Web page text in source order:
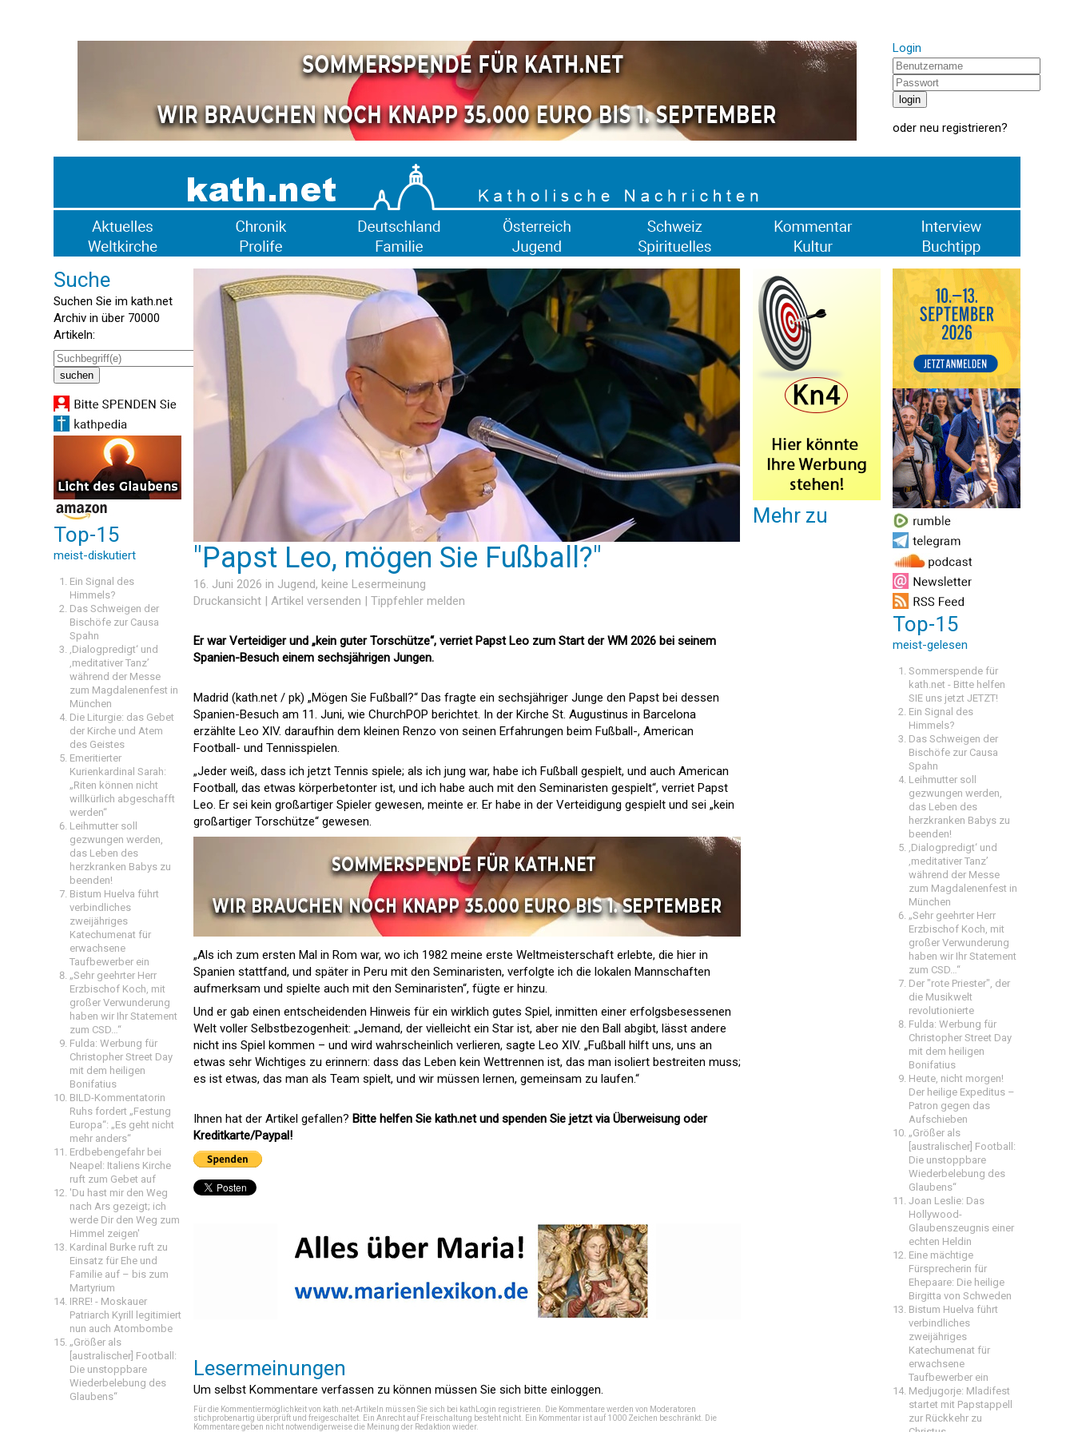
Login
oder neu registrieren?
Suche
Suchen Sie im kath.net
Archiv in über 70000
Artikeln:
Top-15
meist-diskutiert
Ein Signal des
Himmels?
Das Schweigen der
Bischöfe zur Causa
Spahn
‚Dialogpredigt‘ und
‚meditativer Tanz’
während der Messe
zum Magdalenenfest in
München
Die Liturgie: das Gebet
der Kirche und Atem
des Geistes
Emeritierter
Kurienkardinal Sarah:
„Riten können nicht
willkürlich abgeschafft
werden“
Leihmutter soll
gezwungen werden,
das Leben des
herzkranken Babys zu
beenden!
Bistum Huelva führt
verbindliches
zweijähriges
Katechumenat für
erwachsene
Taufbewerber ein
„Sehr geehrter Herr
Erzbischof Koch, mit
großer Verwunderung
haben wir Ihr Statement
zum CSD…“
Fulda: Werbung für
Christopher Street Day
mit dem heiligen
Bonifatius
BILD-Kommentatorin
Ruhs fordert „Festung
Europa“: „Es geht nicht
mehr anders“
Erdbebengefahr bei
Neapel: Italiens Kirche
ruft zum Gebet auf
'Du hast mir den Weg
nach Ars gezeigt; ich
werde Dir den Weg zum
Himmel zeigen'
Kardinal Burke ruft zu
Einsatz für Ehe und
Familie auf – bis zum
Martyrium
IRRE! - Moskauer
Patriarch Kyrill legitimiert
nun auch Atombombe
„Größer als
[australischer] Football:
Die unstoppbare
Wiederbelebung des
Glaubens“
"Papst Leo, mögen Sie Fußball?"
16. Juni 2026 in Jugend, keine Lesermeinung
Druckansicht | Artikel versenden | Tippfehler melden
Er war Verteidiger und „kein guter Torschütze“, verriet Papst Leo zum Start der WM 2026 bei seinem
Spanien-Besuch einem sechsjährigen Jungen.
Madrid (kath.net / pk) „Mögen Sie Fußball?“ Das fragte ein sechsjähriger Junge den Papst bei dessen
Spanien-Besuch am 11. Juni, wie ChurchPOP berichtet. In der Kirche St. Augustinus in Barcelona
erzählte Leo XIV. daraufhin dem kleinen Renzo von seinen Erfahrungen beim Fußball-, American
Football- und Tennisspielen.
„Jeder weiß, dass ich jetzt Tennis spiele; als ich jung war, habe ich Fußball gespielt, und auch American
Football, das etwas körperbetonter ist, und ich habe auch mit den Seminaristen gespielt“, verriet Papst
Leo. Er sei kein großartiger Spieler gewesen, meinte er. Er habe in der Verteidigung gespielt und sei „kein
großartiger Torschütze“ gewesen.
„Als ich zum ersten Mal in Rom war, wo ich 1982 meine erste Weltmeisterschaft erlebte, die hier in
Spanien stattfand, und später in Peru mit den Seminaristen, verfolgte ich die lokalen Mannschaften
aufmerksam und spielte auch mit den Seminaristen“, fügte er hinzu.
Und er gab einen entscheidenden Hinweis für ein wirklich gutes Spiel, inmitten einer erfolgsbesessenen
Welt voller Selbstbezogenheit: „Jemand, der vielleicht ein Star ist, aber nie den Ball abgibt, lässt andere
nicht ins Spiel kommen – und wird wahrscheinlich verlieren, sagte Leo XIV. „Fußball hilft uns, uns an
etwas sehr Wichtiges zu erinnern: dass das Leben kein Wettrennen ist, das man isoliert bestreiten muss;
es ist etwas, das man als Team spielt, und wir müssen lernen, gemeinsam zu laufen.“
Ihnen hat der Artikel gefallen? Bitte helfen Sie kath.net und spenden Sie jetzt via Überweisung oder
Kreditkarte/Paypal!
Lesermeinungen
Um selbst Kommentare verfassen zu können müssen Sie sich bitte einloggen.
Für die Kommentiermöglichkeit von kath.net-Artikeln müssen Sie sich bei kathLogin registrieren . Die Kommentare werden von Moderatoren
stichprobenartig überprüft und freigeschaltet. Ein Anrecht auf Freischaltung besteht nicht. Ein Kommentar ist auf 1000 Zeichen beschränkt. Die
Kommentare geben nicht notwendigerweise die Meinung der Redaktion wieder.
Mehr zu
Top-15
meist-gelesen
Sommerspende für
kath.net - Bitte helfen
SIE uns jetzt JETZT!
Ein Signal des
Himmels?
Das Schweigen der
Bischöfe zur Causa
Spahn
Leihmutter soll
gezwungen werden,
das Leben des
herzkranken Babys zu
beenden!
‚Dialogpredigt‘ und
‚meditativer Tanz’
während der Messe
zum Magdalenenfest in
München
„Sehr geehrter Herr
Erzbischof Koch, mit
großer Verwunderung
haben wir Ihr Statement
zum CSD…“
Der "rote Priester", der
die Musikwelt
revolutionierte
Fulda: Werbung für
Christopher Street Day
mit dem heiligen
Bonifatius
Heute, nicht morgen!
Der heilige Expeditus –
Patron gegen das
Aufschieben
„Größer als
[australischer] Football:
Die unstoppbare
Wiederbelebung des
Glaubens“
Joan Leslie: Das
Hollywood-
Glaubenszeugnis einer
echten Heldin
Eine mächtige
Fürsprecherin für
Ehepaare: Die heilige
Birgitta von Schweden
Bistum Huelva führt
verbindliches
zweijähriges
Katechumenat für
erwachsene
Taufbewerber ein
Medjugorje: Mladifest
startet mit Papstappell
zur Rückkehr zu